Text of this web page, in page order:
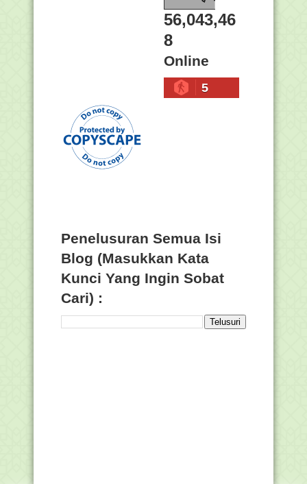
56,043,46
8
Online
5
Penelusuran Semua Isi
Blog (Masukkan Kata
Kunci Yang Ingin Sobat
Cari) :